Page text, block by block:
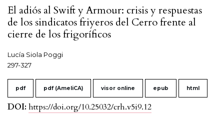
El adiós al Swift y Armour: crisis y respuestas
de los sindicatos friyeros del Cerro frente al
cierre de los frigoríficos
Lucía Siola Poggi
297-327
pdf pdf (AmeliCA) visor online epub html
DOI: https://doi.org/10.25032/crh.v5i9.12